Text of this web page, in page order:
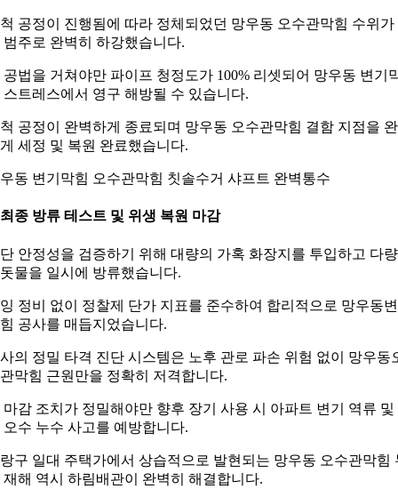
공정이 진행됨에 따라 정체되었던 망우동 오수관막힘 수위가
범주로 완벽히 하강했습니다.
공법을 거쳐야만 파이프 청정도가 100% 리셋되어 망우동 변기
스트레스에서 영구 해방될 수 있습니다.
공정이 완벽하게 종료되며 망우동 오수관막힘 결함 지점을
세정 및 복원 완료했습니다.
동 변기막힘 오수관막힘 칫솔수거 샤프트 완벽통수
종 방류 테스트 및 위생 복원 마감
안정성을 검증하기 위해 대량의 가혹 화장지를 투입하고 다
물을 일시에 방류했습니다.
정비 없이 정찰제 단가 지표를 준수하여 합리적으로 망우동
공사를 매듭지었습니다.
의 정밀 타격 진단 시스템은 노후 관로 파손 위험 없이 망우동
막힘 근원만을 정확히 저격합니다.
마감 조치가 정밀해야만 향후 장기 사용 시 아파트 변기 역류 및
오수 누수 사고를 예방합니다.
구 일대 주택가에서 상습적으로 발현되는 망우동 오수관막힘
재해 역시 하림배관이 완벽히 해결합니다.